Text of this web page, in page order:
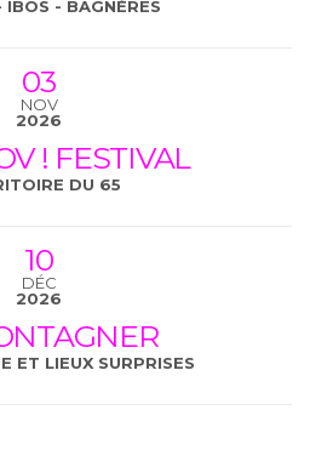
IBOS - BAGNÈRES
03
NOV
2026
! FESTIVAL
DU 65
10
DÉC
2026
ET LIEUX SURPRISES